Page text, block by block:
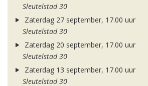
Sleutelstad 30
Zaterdag 27 september, 17.00 uur
Sleutelstad 30
Zaterdag 20 september, 17.00 uur
Sleutelstad 30
Zaterdag 13 september, 17.00 uur
Sleutelstad 30